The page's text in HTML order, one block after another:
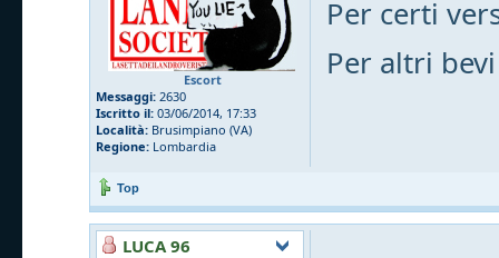
Escort
Messaggi: 2630
Iscritto il: 03/06/2014, 17:33
Località: Brusimpiano (VA)
Regione: Lombardia
Per certi
Per altri bevi
Top
LUCA 96